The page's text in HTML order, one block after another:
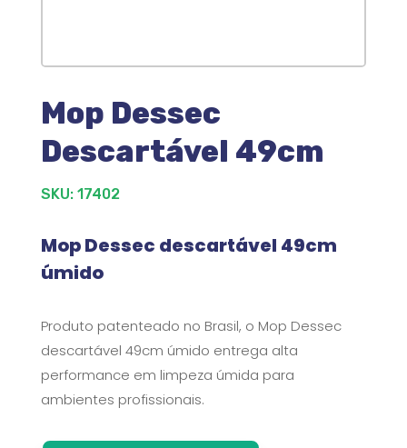
Mop Dessec
Descartável 49cm
SKU: 17402
Mop Dessec descartável 49cm
úmido
Produto patenteado no Brasil, o Mop Dessec
descartável 49cm úmido entrega alta
performance em limpeza úmida para
ambientes profissionais.